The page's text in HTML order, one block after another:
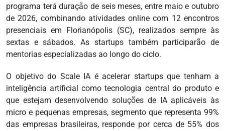
programa terá duração de seis meses, entre maio e outubro
de 2026, combinando atividades online com 12 encontros
presenciais em Florianópolis (SC), realizados sempre às
sextas e sábados. As startups também participarão de
mentorias especializadas ao longo do ciclo.
O objetivo do Scale IA é acelerar startups que tenham a
inteligência artificial como tecnologia central do produto e
que estejam desenvolvendo soluções de IA aplicáveis às
micro e pequenas empresas, segmento que representa 99%
das empresas brasileiras, responde por cerca de 55% dos